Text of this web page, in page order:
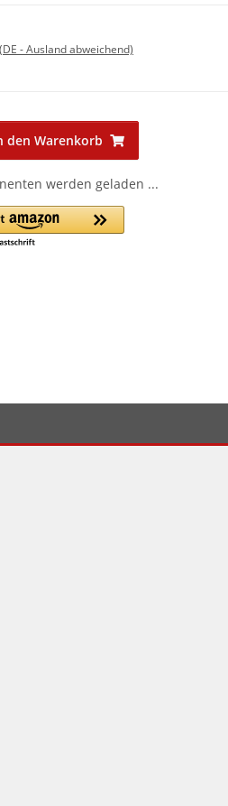
(DE - Ausland abweichend)
den Warenkorb
werden geladen ...